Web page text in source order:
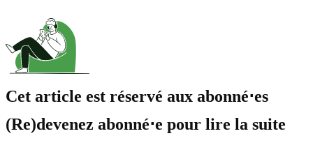
Cet article est réservé aux abonné⋅es
(Re)devenez abonné⋅e pour lire la suite